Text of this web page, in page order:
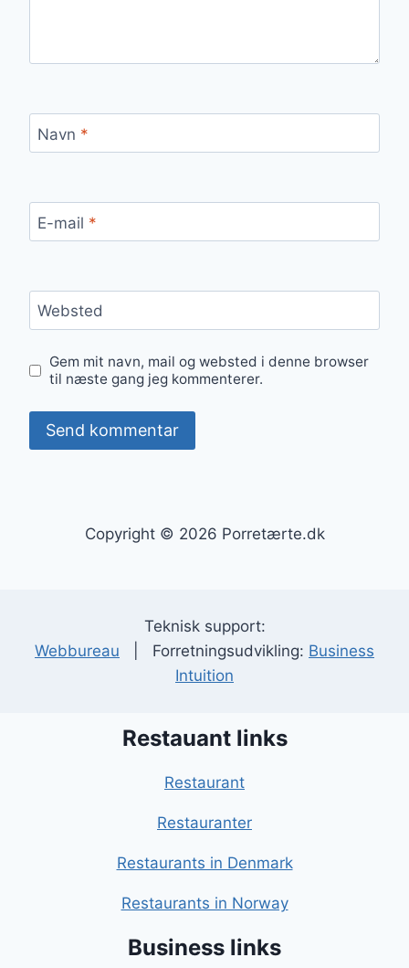
Navn *
E-mail *
Websted
Gem mit navn, mail og websted i denne browser
til næste gang jeg kommenterer.
Copyright © 2026 Porretærte.dk
Teknisk support:
Webbureau | Forretningsudvikling: Business
Intuition
Restauant links
Restaurant
Restauranter
Restaurants in Denmark
Restaurants in Norway
Business links